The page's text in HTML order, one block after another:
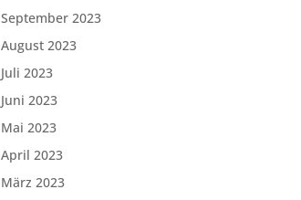
September 2023
August 2023
Juli 2023
Juni 2023
Mai 2023
April 2023
März 2023